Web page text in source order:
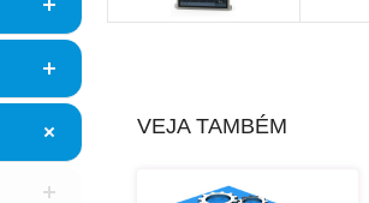
VEJA TAMBÉM